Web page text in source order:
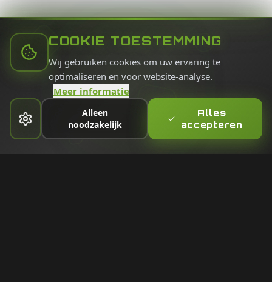
COOKIE TOESTEMMING
Wij gebruiken cookies om uw ervaring te
optimaliseren en voor website-analyse.
Meer informatie
Alleen
noodzakelijk
Alles
accepteren